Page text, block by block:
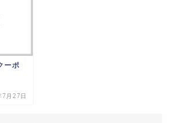
ーポ
7月27日